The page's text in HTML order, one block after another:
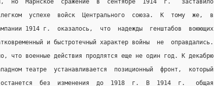
но  Марнское  сражение  в  сентябре  1914  г.   заставило
успехе  войск  Центрального  союза.  К  тому  же,  в
1914 г.  оказалось,  что  надежды  генштабов  воюющих
и быстротечный характер войны  не  оправдались.
что военные действия продлятся еще не один год. К декабрю
театре  устанавливается  позиционный  фронт,  который
без  изменения  до  1918  г.  В  1914  г.   общая